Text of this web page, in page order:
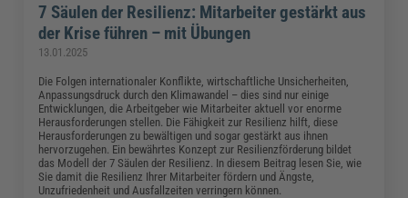
7 Säulen der Resilienz: Mitarbeiter gestärkt aus
der Krise führen – mit Übungen
13.01.2025
Die Folgen internationaler Konflikte, wirtschaftliche Unsicherheiten,
Anpassungsdruck durch den Klimawandel – dies sind nur einige
Entwicklungen, die Arbeitgeber wie Mitarbeiter aktuell vor enorme
Herausforderungen stellen. Die Fähigkeit zur Resilienz hilft, diese
Herausforderungen zu bewältigen und sogar gestärkt aus ihnen
hervorzugehen. Ein bewährtes Konzept zur Resilienzförderung bildet
das Modell der 7 Säulen der Resilienz. In diesem Beitrag lesen Sie, wie
Sie damit die Resilienz Ihrer Mitarbeiter fördern und Ängste,
Unzufriedenheit und Ausfallzeiten verringern können.